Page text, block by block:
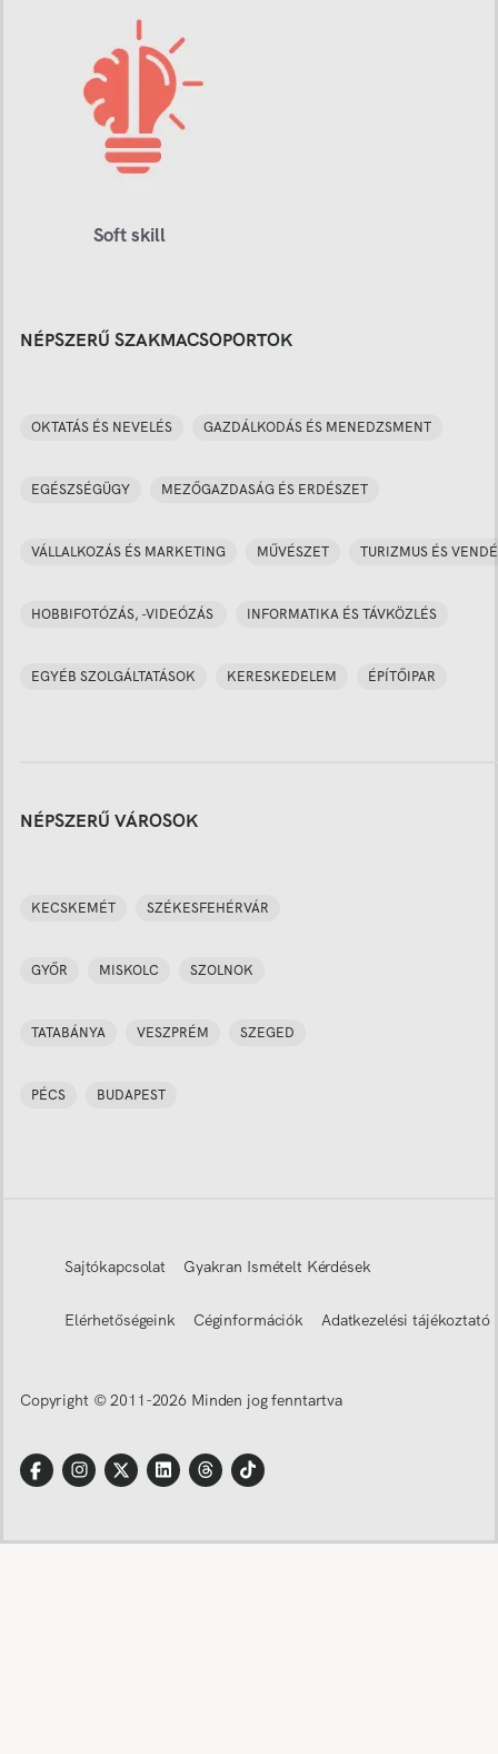
Soft skill
NÉPSZERŰ SZAKMACSOPORTOK
OKTATÁS ÉS NEVELÉS GAZDÁLKODÁS ÉS MENEDZSMENT
EGÉSZSÉGÜGY MEZŐGAZDASÁG ÉS ERDÉSZET
VÁLLALKOZÁS ÉS MARKETING MŰVÉSZET TURIZMUS ÉS
HOBBIFOTÓZÁS, -VIDEÓZÁS INFORMATIKA ÉS TÁVKÖZLÉS
EGYÉB SZOLGÁLTATÁSOK KERESKEDELEM ÉPÍTŐIPAR
NÉPSZERŰ VÁROSOK
KECSKEMÉT SZÉKESFEHÉRVÁR
GYŐR MISKOLC SZOLNOK
TATABÁNYA VESZPRÉM SZEGED
PÉCS BUDAPEST
Sajtókapcsolat Gyakran Ismételt Kérdések
Elérhetőségeink Céginformációk Adatkezelési tájékoztató
Copyright © 2011-2026 Minden jog fenntartva